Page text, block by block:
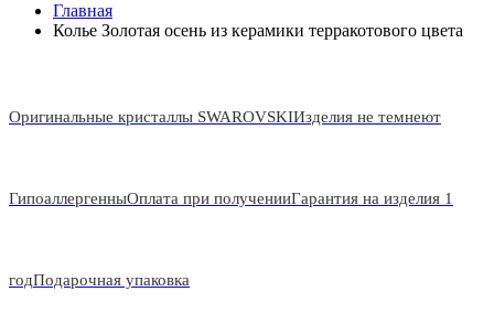
Главная
Колье Золотая осень из керамики терракотового цвета
Оригинальные кристаллы SWAROVSKIИзделия не темнеют
ГипоаллергенныОплата при полученииГарантия на изделия 1
годПодарочная упаковка